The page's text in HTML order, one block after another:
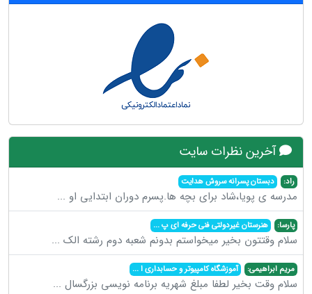
آخرین نظرات سایت
راد: دبستان پسرانه سروش هدایت
مدرسه ی پویا،شاد برای بچه ها.پسرم دوران ابتدایی او ...
پارسا: هنرستان غیردولتی فنی حرفه ای پ...
سلام وقتتون بخیر میخواستم بدونم شعبه دوم رشته الک ...
مریم ابراهیمی: آموزشگاه کامپیوتر و حسابداری ا...
سلام وقت بخیر لطفا مبلغ شهریه برنامه نویسی بزرگسال ...